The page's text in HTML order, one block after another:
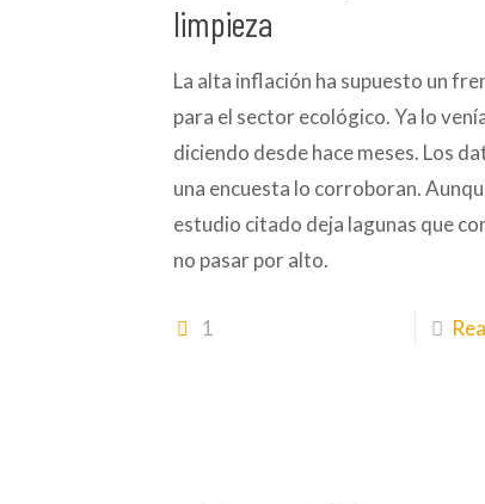
limpieza
La alta inflación ha supuesto un
para el sector ecológico. Ya lo
diciendo desde hace meses. Los
una encuesta lo corroboran.
estudio citado deja lagunas que
no pasar por alto.
1